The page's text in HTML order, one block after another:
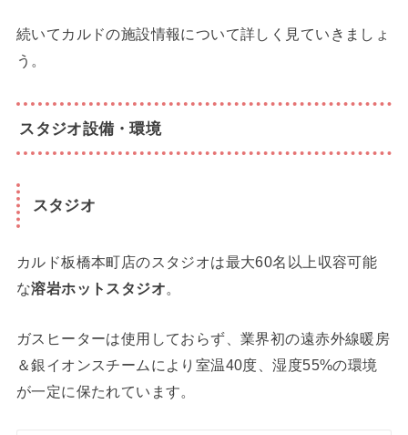
続いてカルドの施設情報について詳しく見ていきましょ
う。
スタジオ設備・環境
スタジオ
カルド板橋本町店のスタジオは最大60名以上収容可能
な溶岩ホットスタジオ。
ガスヒーターは使用しておらず、業界初の遠赤外線暖房
＆銀イオンスチームにより室温40度、湿度55%の環境
が一定に保たれています。